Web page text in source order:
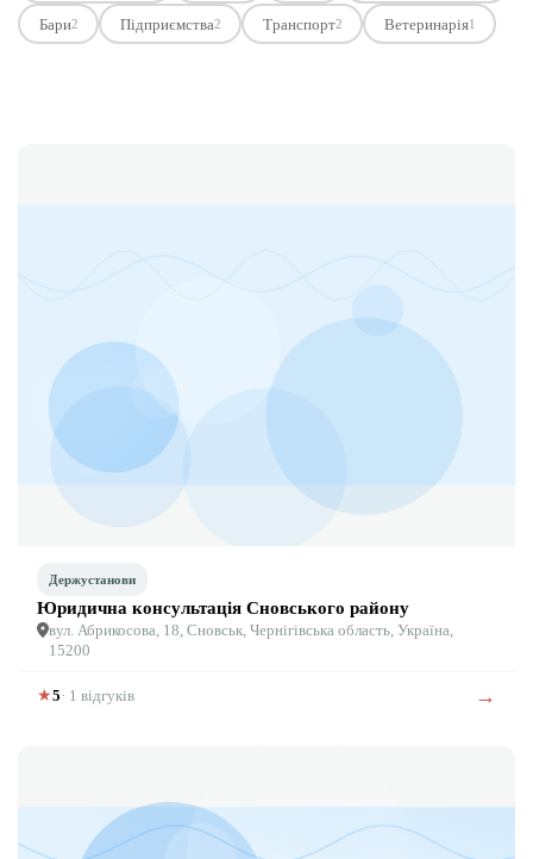
Контакти
Бари2 Підприємства2 Транспорт2 Ветеринарія1
Держустанови
Юридична консультація Сновського району
вул. Абрикосова, 18, Сновськ, Чернігівська область, Україна,
15200
★5· 1 відгуків →